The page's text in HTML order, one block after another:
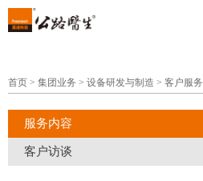
首页 > 集团业务 > 设备研发与制造 > 客户服务
服务内容
客户访谈